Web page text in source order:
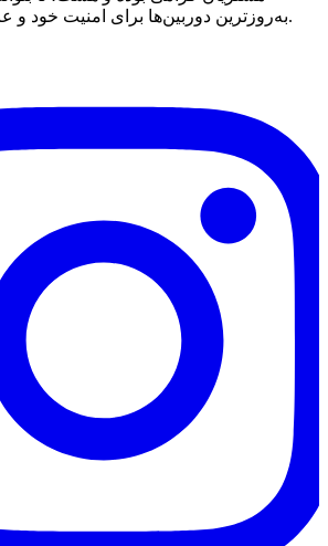
به‌روزترین دوربین‌ها برای امنیت خود و عزیزانشان استفاده کنند.